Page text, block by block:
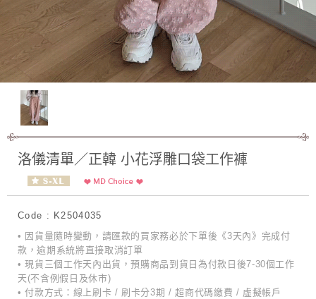
洛儀清單／正韓 小花浮雕口袋工作褲
Code : K2504035
• 因貨量隨時變動，請匯款的買家務必於下單後《3天內》完成付
款，逾期系統將直接取消訂單
• 現貨三個工作天內出貨，預購商品到貨日為付款日後7-30個工作
天(不含例假日及休市)
• 付款方式：線上刷卡 / 刷卡分3期 / 超商代碼繳費 / 虛擬帳戶